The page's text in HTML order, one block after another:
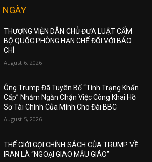
THƯỢNG VIỆN DÂN CHỦ ĐƯA LUẬT CẤM
BỘ QUỐC PHÒNG HẠN CHẾ ĐỐI VỚI BÁO
CHÍ
August 6, 2026
Ông Trump Đã Tuyên Bố “Tình Trạng Khẩn
Cấp” Nhằm Ngăn Chặn Việc Công Khai Hồ
Sơ Tài Chính Của Mình Cho Đài BBC
August 5, 2026
THẾ GIỚI GỌI CHÍNH SÁCH CỦA TRUMP VỀ
IRAN LÀ “NGOẠI GIAO MẪU GIÁO”